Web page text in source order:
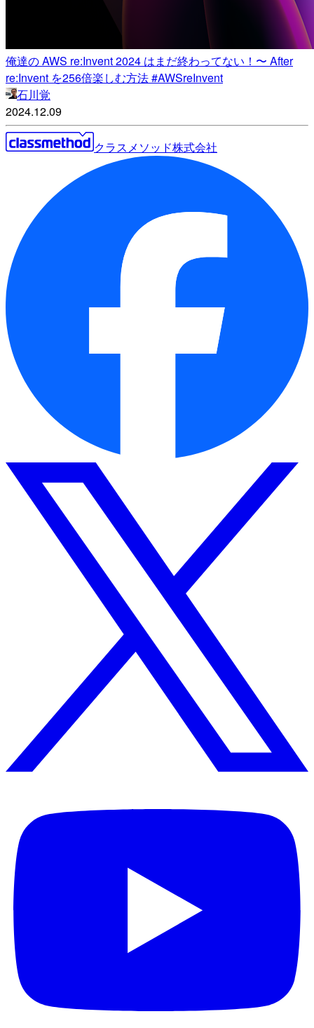
俺達の AWS re:Invent 2024 はまだ終わってない！〜 After
re:Invent を256倍楽しむ方法 #AWSreInvent
石川覚
2024.12.09
クラスメソッド株式会社